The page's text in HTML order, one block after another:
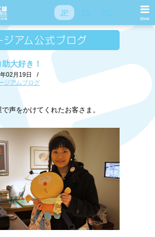
JP
助大好き！
02月19日
/
ジアムブログ
声をかけてくれたお客さま。